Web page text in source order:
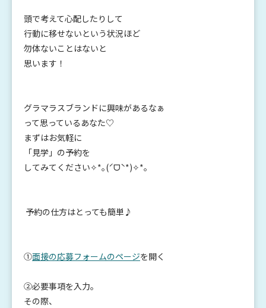
頭で考えて心配したりして
行動に移せないという状況ほど
勿体ないことはないと
思います！
グラマラスブランドに興味があるなぁ
って思っているあなた♡
まずはお気軽に
「見学」の予約を
してみてください✧*｡(ˊᗜˋ*)✧*｡
予約の仕方はとっても簡単♪
①面接の応募フォームのページを開く
②必要事項を入力。
その際、